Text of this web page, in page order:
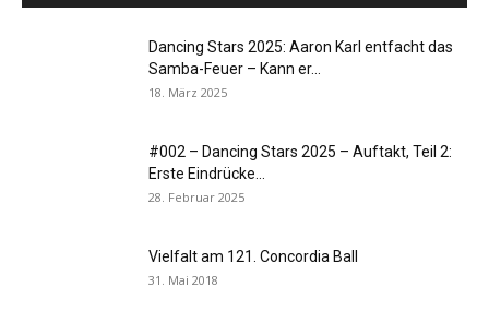
Dancing Stars 2025: Aaron Karl entfacht das
Samba-Feuer – Kann er...
18. März 2025
#002 – Dancing Stars 2025 – Auftakt, Teil 2:
Erste Eindrücke...
28. Februar 2025
Vielfalt am 121. Concordia Ball
31. Mai 2018